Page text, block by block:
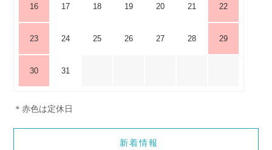
16 17 18 19 20 21 22
23 24 25 26 27 28 29
30 31
＊赤色は定休日
新着情報